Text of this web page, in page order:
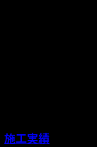
施工実績